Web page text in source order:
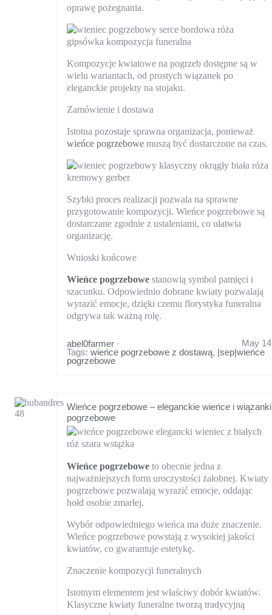
oprawę pożegnania.
Kompozycje kwiatowe na pogrzeb dostępne są w
wielu wariantach, od prostych wiązanek po
eleganckie projekty na stojaku.
Zamówienie i dostawa
Istotna pozostaje sprawna organizacja, ponieważ
wieńce pogrzebowe muszą być dostarczone na czas.
Szybki proces realizacji pozwala na sprawne
przygotowanie kompozycji. Wieńce pogrzebowe są
dostarczane zgodnie z ustaleniami, co ułatwia
organizację.
Wnioski końcowe
Wieńce pogrzebowe stanowią symbol pamięci i
szacunku. Odpowiednio dobrane kwiaty pozwalają
wyrazić emocje, dzięki czemu florystyka funeralna
odgrywa tak ważną rolę.
abel0farmer May 14
·
Tags: wieńce pogrzebowe z dostawą, |sep|wieńce
pogrzebowe
Wieńce pogrzebowe – eleganckie wieńce i wiązanki
pogrzebowe
Wieńce pogrzebowe to obecnie jedna z
najważniejszych form uroczystości żałobnej. Kwiaty
pogrzebowe pozwalają wyrazić emocje, oddając
hołd osobie zmarłej.
Wybór odpowiedniego wieńca ma duże znaczenie.
Wieńce pogrzebowe powstają z wysokiej jakości
kwiatów, co gwarantuje estetykę.
Znaczenie kompozycji funeralnych
Istotnym elementem jest właściwy dobór kwiatów.
Klasyczne kwiaty funeralne tworzą tradycyjną